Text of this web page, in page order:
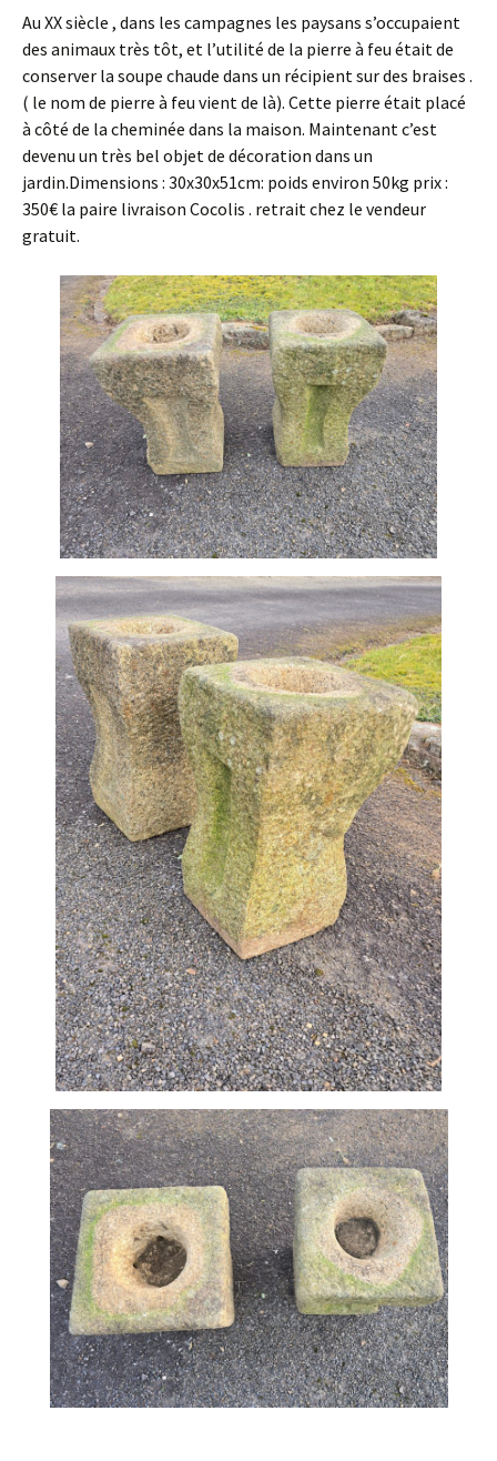
Au XX siècle , dans les campagnes les paysans s’occupaient
des animaux très tôt, et l’utilité de la pierre à feu était de
conserver la soupe chaude dans un récipient sur des braises .
( le nom de pierre à feu vient de là). Cette pierre était placé
à côté de la cheminée dans la maison. Maintenant c’est
devenu un très bel objet de décoration dans un
jardin.Dimensions : 30x30x51cm: poids environ 50kg prix :
350€ la paire livraison Cocolis . retrait chez le vendeur
gratuit.